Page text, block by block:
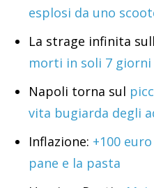
esplosi da uno
La strage infinita
morti in soli 7 giorni
Napoli torna sul
vita bugiarda degli
Inflazione: +100
pane e la pasta